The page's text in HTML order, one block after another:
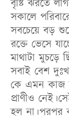
বৃষ্টি ঝরতে
সকালে
সবচেয়ে বড়
রক্তে ভেসে
মাথাটা
সবাই বেশ
কে এমন কাজ
প্রাণীও
হল না।পরপর